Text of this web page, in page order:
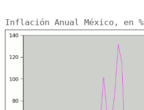
Inflación Anual México, en %